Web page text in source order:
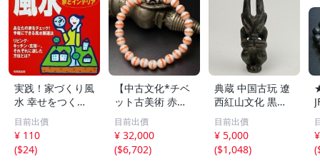
実践！家づくり風
水 幸せをつくる
家とインテリア/
浅野八郎(著者)
目前出價
¥ 110
($24)
【中古文化*チベ
ット古美術 赤縞
天眼瑪瑙丸珠 天
地天珠組み合わせ
ブレスレット 縞
瑪瑙 古玩 アンテ
目前出價
¥ 32,000
($6,702)
典蔵 中国古玩 遼
西紅山文化 黒曜
石 黒皮玉 太陽神
祈祷像 唐物 骨董
品 古美術 古玉 彫
刻 時代物 魔除け
目前出價
¥ 5,000
($1,048)
(